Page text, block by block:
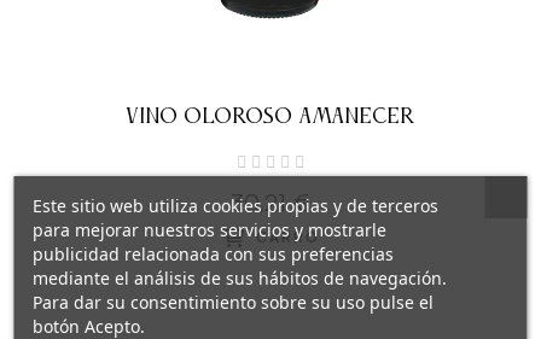
VINO OLOROSO AMANECER
30,21 €
CARRO
Este sitio web utiliza cookies propias y de terceros
para mejorar nuestros servicios y mostrarle
publicidad relacionada con sus preferencias
mediante el análisis de sus hábitos de navegación.
Para dar su consentimiento sobre su uso pulse el
botón Acepto.